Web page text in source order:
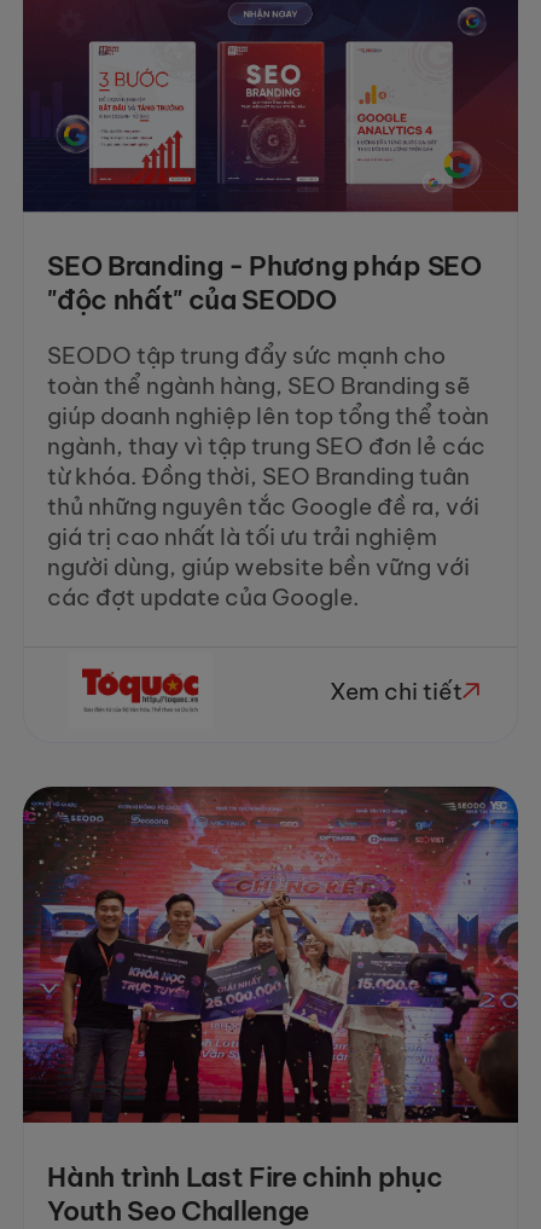
SEO Branding - Phương pháp SEO
"độc nhất" của SEODO
SEODO tập trung đẩy sức mạnh cho
toàn thể ngành hàng, SEO Branding sẽ
giúp doanh nghiệp lên top tổng thể toàn
ngành, thay vì tập trung SEO đơn lẻ các
từ khóa. Đồng thời, SEO Branding tuân
thủ những nguyên tắc Google đề ra, với
giá trị cao nhất là tối ưu trải nghiệm
người dùng, giúp website bền vững với
các đợt update của Google.
Xem chi tiết
Hành trình Last Fire chinh phục
Youth Seo Challenge